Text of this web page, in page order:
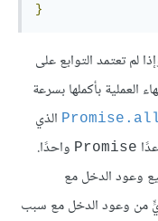
}
لم تعتمد التوابع على
العملية بأكملها بسرعة
الذي
Promise واحدًا.
وعود الدخل مع
من وعود الدخل مع سبب